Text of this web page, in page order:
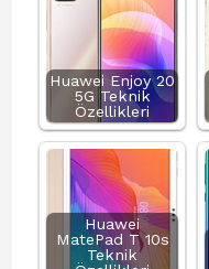
Huawei Enjoy 20
5G Teknik
Özellikleri
Huawei
MatePad T 10s
Teknik